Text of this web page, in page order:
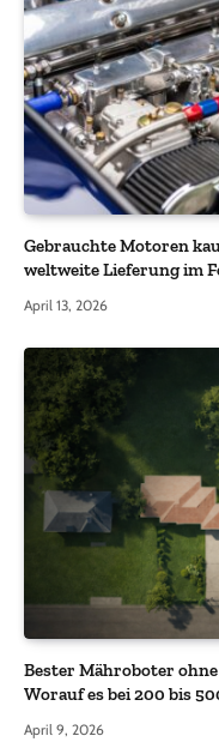
Gebrauchte Motoren
weltweite Lieferung im
April 13, 2026
Bester Mähroboter
Worauf es bei 200 bis
April 9, 2026